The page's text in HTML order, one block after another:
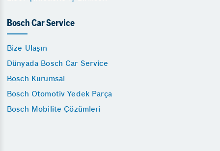
Bosch Car Service
Bize Ulaşın
Dünyada Bosch Car Service
Bosch Kurumsal
Bosch Otomotiv Yedek Parça
Bosch Mobilite Çözümleri